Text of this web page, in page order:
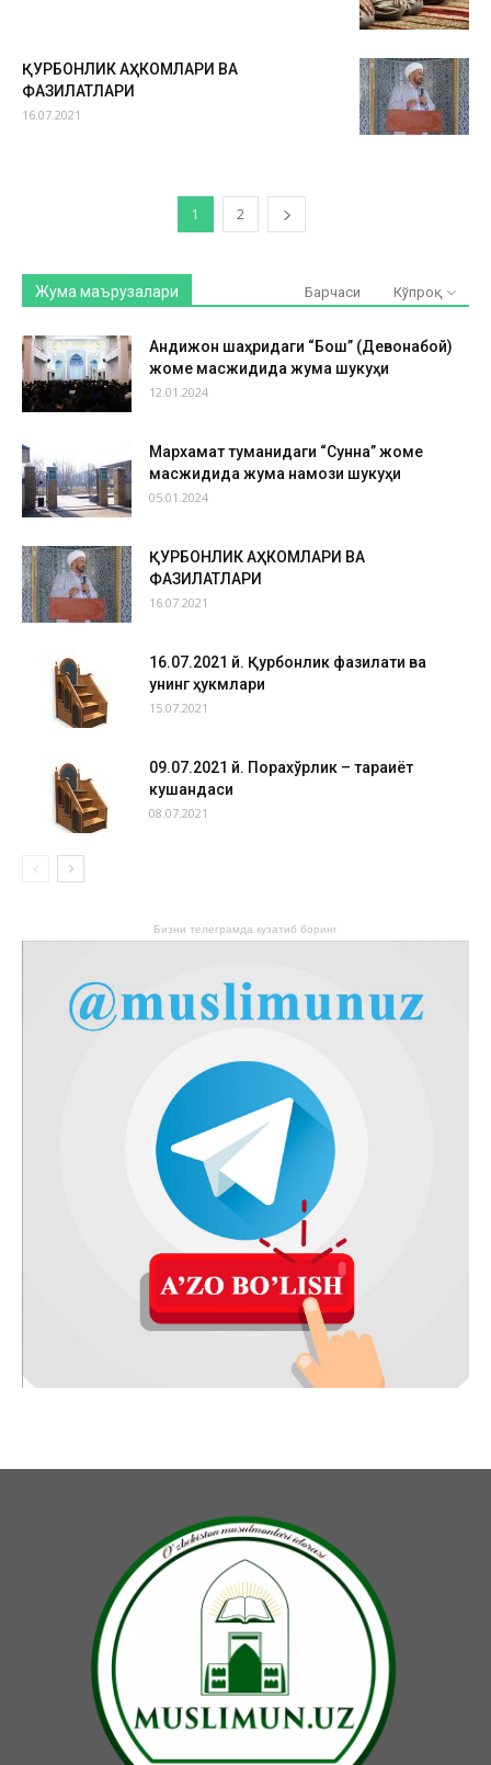
ҚУРБОНЛИК АҲКОМЛАРИ ВА
ФАЗИЛАТЛАРИ
16.07.2021
1 2
Жума маърузалари Барчаси Кўпроқ
Андижон шаҳридаги “Бош” (Девонабой)
жоме масжидида жума шукуҳи
12.01.2024
Мархамат туманидаги “Сунна” жоме
масжидида жума намози шукуҳи
05.01.2024
ҚУРБОНЛИК АҲКОМЛАРИ ВА
ФАЗИЛАТЛАРИ
16.07.2021
16.07.2021 й. Қурбонлик фазилати ва
унинг ҳукмлари
15.07.2021
09.07.2021 й. Порахўрлик – тараққиёт
кушандаси
08.07.2021
Бизни телеграмда кузатиб боринг